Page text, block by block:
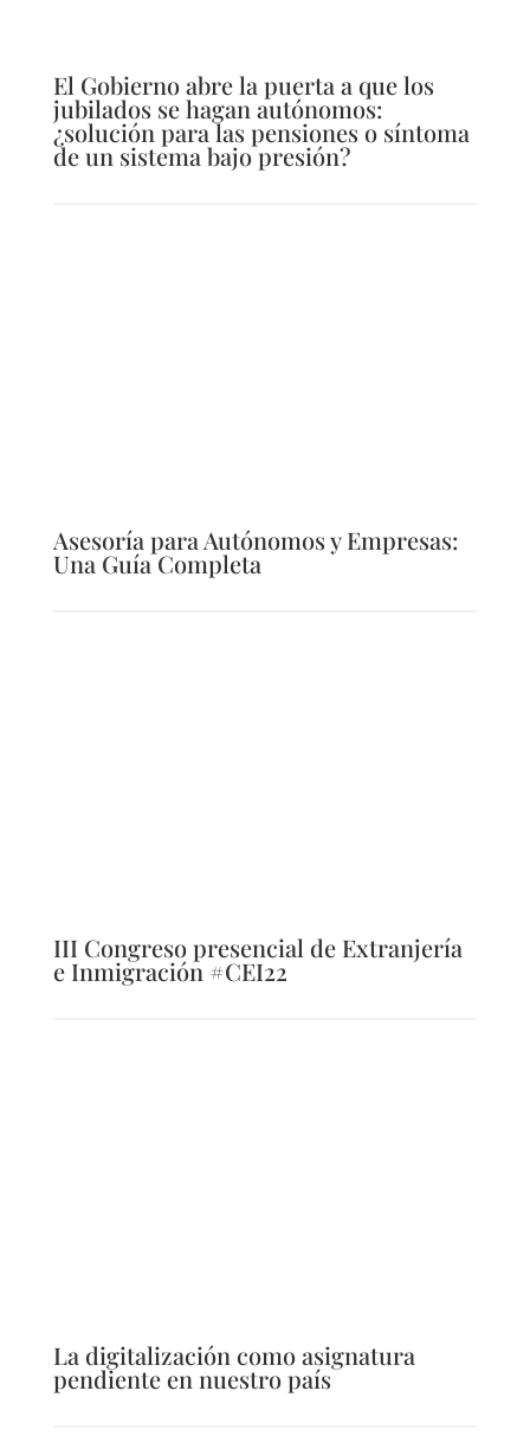
El Gobierno abre la puerta a que los
jubilados se hagan autónomos:
¿solución para las pensiones o síntoma
de un sistema bajo presión?
Asesoría para Autónomos y Empresas:
Una Guía Completa
III Congreso presencial de Extranjería
e Inmigración #CEI22
La digitalización como asignatura
pendiente en nuestro país